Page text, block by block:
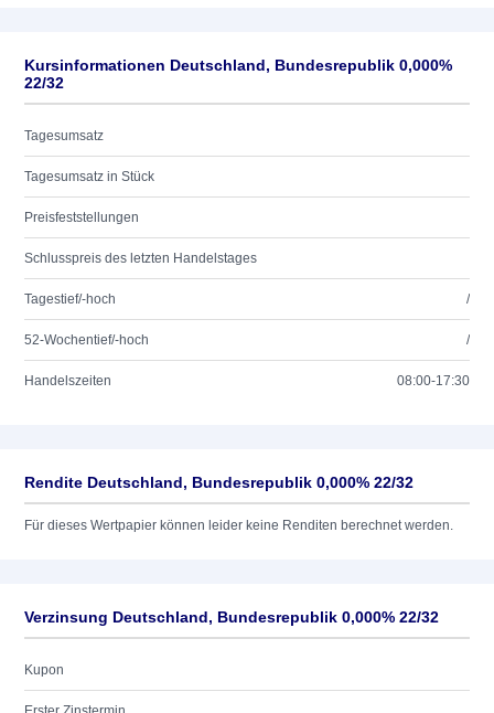
Kursinformationen Deutschland, Bundesrepublik 0,000%
22/32
Tagesumsatz
Tagesumsatz in Stück
Preisfeststellungen
Schlusspreis des letzten Handelstages
Tagestief/-hoch /
52-Wochentief/-hoch /
Handelszeiten 08:00-17:30
Rendite Deutschland, Bundesrepublik 0,000% 22/32
Für dieses Wertpapier können leider keine Renditen berechnet werden.
Verzinsung Deutschland, Bundesrepublik 0,000% 22/32
Kupon